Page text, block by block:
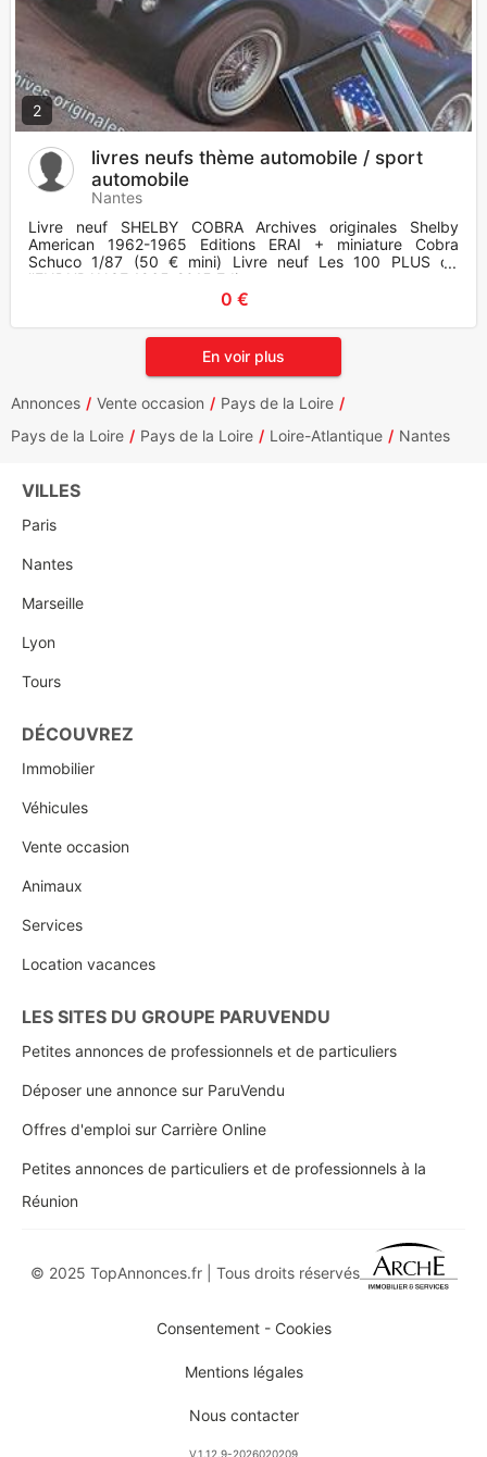
2
livres neufs thème automobile / sport
automobile
Nantes
Livre neuf SHELBY COBRA Archives originales Shelby
American 1962-1965 Editions ERAI + miniature Cobra
Schuco 1/87 (50 € mini) Livre neuf Les 100 PLUS de
l'ENDURANCE 1965-2015 Edi
0 €
En voir plus
Annonces Vente occasion
Pays de la Loire
Pays de la Loire
Pays de la Loire Loire-Atlantique Nantes
VILLES
Paris
Nantes
Marseille
Lyon
Tours
DÉCOUVREZ
Immobilier
Véhicules
Vente occasion
Animaux
Services
Location vacances
LES SITES DU GROUPE PARUVENDU
Petites annonces de professionnels et de particuliers
Déposer une annonce sur ParuVendu
Offres d'emploi sur Carrière Online
Petites annonces de particuliers et de professionnels à la
Réunion
© 2025 TopAnnonces.fr | Tous droits réservés
Consentement - Cookies
Mentions légales
Nous contacter
V.1.12.9-2026020209